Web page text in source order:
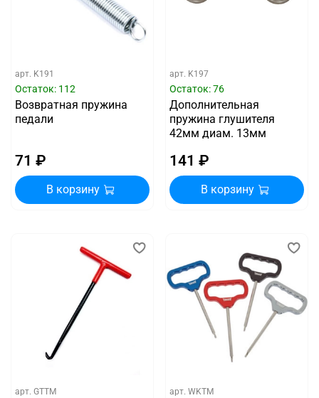
арт. K191
Остаток: 112
Возвратная пружина
педали
71 ₽
В корзину
арт. K197
Остаток: 76
Дополнительная
пружина глушителя
42мм диам. 13мм
141 ₽
В корзину
арт. GTTM арт. WKTM